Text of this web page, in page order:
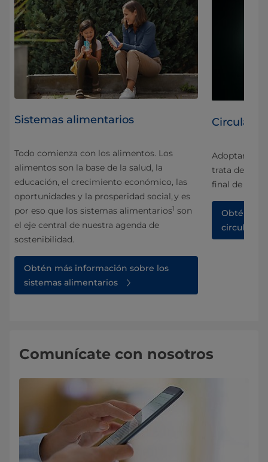
Sistemas alimentarios
Todo comienza con los alimentos. Los
alimentos son la base de la salud, la
educación, el crecimiento económico, las
oportunidades y la prosperidad social, y es
por eso que los sistemas alimentarios1 son
el eje central de nuestra agenda de
sostenibilidad.
Obtén más información sobre los
sistemas alimentarios
Adoptamos
trata de
final de la
Obtén
Comunícate con nosotros